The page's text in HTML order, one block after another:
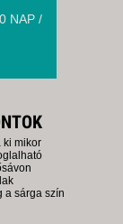
NAP /
ki mikor
a sárga szín